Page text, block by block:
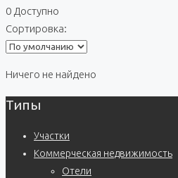
0 Доступно
Сортировка:
Ничего не найдено
Типы
Участки
Коммерческая недвижимость
Отели